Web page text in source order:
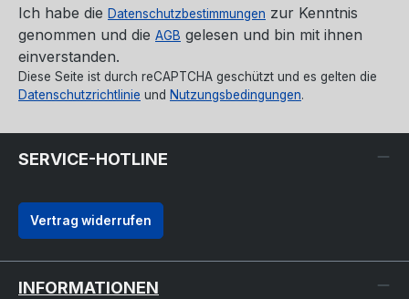
Ich habe die Datenschutzbestimmungen zur Kenntnis
genommen und die AGB gelesen und bin mit ihnen
einverstanden.
Diese Seite ist durch reCAPTCHA geschützt und es gelten die
Datenschutzrichtlinie und Nutzungsbedingungen.
SERVICE-HOTLINE
Vertrag widerrufen
INFORMATIONEN